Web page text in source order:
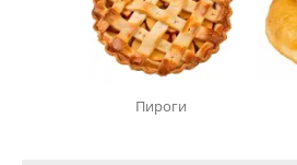
Пироги